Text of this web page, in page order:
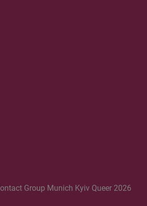
Group Munich Kyiv Queer 2026